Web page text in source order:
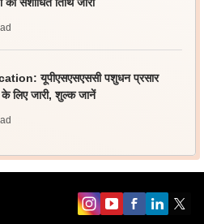
यूपीएसएसएससी पशुधन प्रसार
लिए जारी, शुल्क जानें